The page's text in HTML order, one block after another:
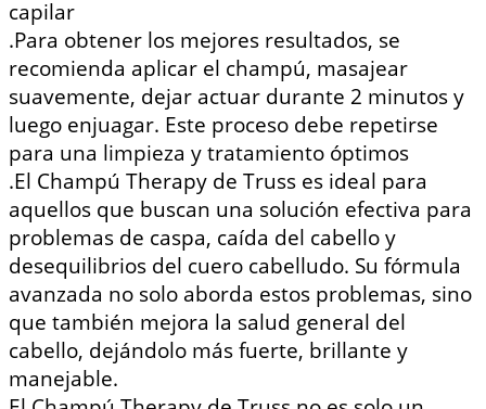
capilar
.Para obtener los mejores resultados, se
recomienda aplicar el champú, masajear
suavemente, dejar actuar durante 2 minutos y
luego enjuagar. Este proceso debe repetirse
para una limpieza y tratamiento óptimos
.El Champú Therapy de Truss es ideal para
aquellos que buscan una solución efectiva para
problemas de caspa, caída del cabello y
desequilibrios del cuero cabelludo. Su fórmula
avanzada no solo aborda estos problemas, sino
que también mejora la salud general del
cabello, dejándolo más fuerte, brillante y
manejable.